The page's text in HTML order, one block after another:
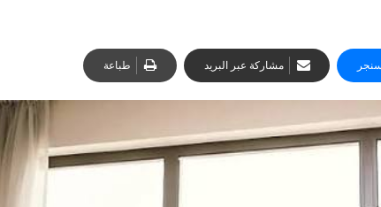
مشاركة عبر البريد طباعة